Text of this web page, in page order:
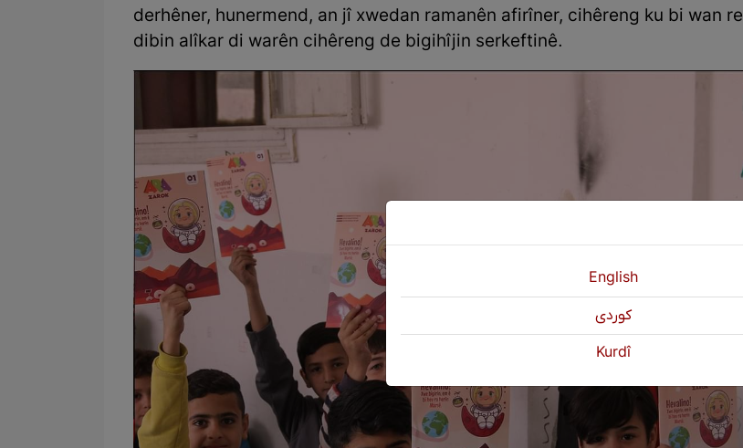
derhêner, hunermend, an jî xwedan ramanên afirîner, cihêreng ku bi wan re
dibin alîkar di warên cihêreng de bigihîjin serkeftinê.
English
كوردی
Kurdî